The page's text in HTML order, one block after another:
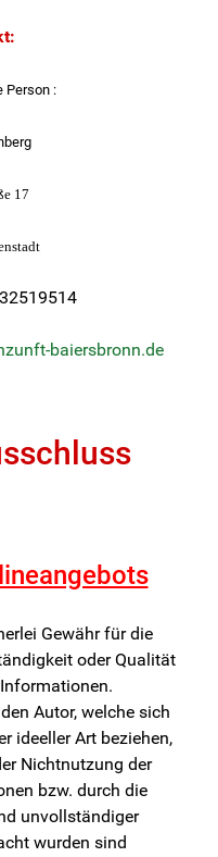
Person :
17
baiersbronn.de
Gewähr für die
oder Qualität
Autor, welche sich
ideeller Art beziehen,
Nichtnutzung der
bzw. durch die
unvollständiger
wurden sind